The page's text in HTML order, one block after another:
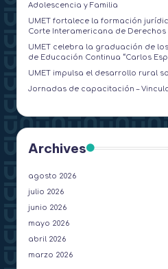
Adolescencia y Familia
UMET fortalece la formación
Corte Interamericana de Derechos
UMET celebra la graduación de
de Educación Continua “Carlos
UMET impulsa el desarrollo rural
Jornadas de capacitación –
Archives
agosto 2026
julio 2026
junio 2026
mayo 2026
abril 2026
marzo 2026